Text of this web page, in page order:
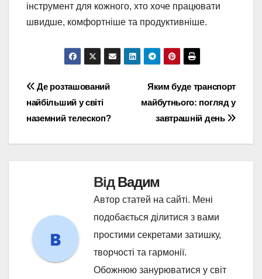
інструмент для кожного, хто хоче працювати
швидше, комфортніше та продуктивніше.
Навігація
записів
Яким буде транспорт
майбутнього: погляд у
завтрашній день
Де розташований
найбільший у світі
наземний телескоп?
ВідВадим
Автор статей на сайті. Мені
подобається ділитися з вами
простими секретами затишку,
творчості та гармонії.
Обожнюю занурюватися у світ